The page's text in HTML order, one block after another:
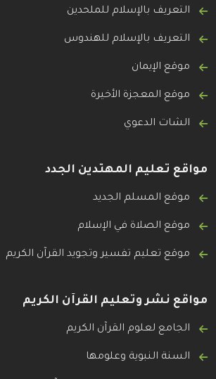
التعريف بالإسلام للملحدين
التعريف بالإسلام للهندوس
موقع الإيمان
موقع المعجزة الأخيرة
الشات الدعوي
مواقع تعليم المهتدين الجدد
موقع المسلم الجديد
موقع الصلاة في الإسلام
موقع تعليم تفسير وتجويد القرآن الكريم
مواقع نشر وتعليم القرآن الكريم
الجامع لعلوم القرآن الكريم
السنة النبوية وعلومها